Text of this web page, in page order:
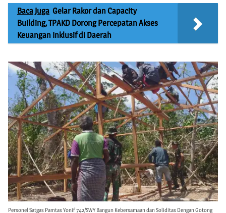
Baca Juga Gelar Rakor dan Capacity
Building, TPAKD Dorong Percepatan Akses
Keuangan Inklusif di Daerah
Personel Satgas Pamtas Yonif 742/SWY Bangun Kebersamaan dan Soliditas Dengan Gotong